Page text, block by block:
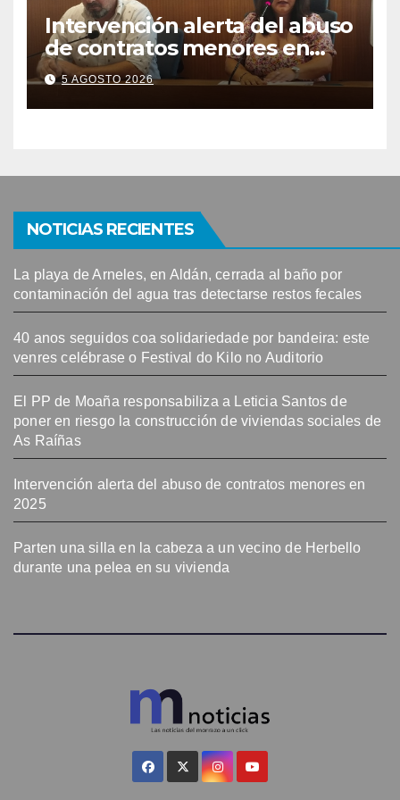
Intervención alerta del abuso
de contratos menores en
2025
5 AGOSTO 2026
NOTICIAS RECIENTES
La playa de Arneles, en Aldán, cerrada al baño por
contaminación del agua tras detectarse restos fecales
40 anos seguidos coa solidariedade por bandeira: este
venres celébrase o Festival do Kilo no Auditorio
El PP de Moaña responsabiliza a Leticia Santos de
poner en riesgo la construcción de viviendas sociales de
As Raíñas
Intervención alerta del abuso de contratos menores en
2025
Parten una silla en la cabeza a un vecino de Herbello
durante una pelea en su vivienda